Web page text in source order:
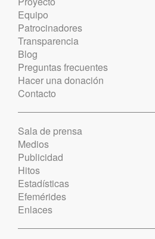
Equipo
Patrocinadores
Transparencia
Blog
Preguntas frecuentes
Hacer una donación
Contacto
Sala de prensa
Medios
Publicidad
Hitos
Estadísticas
Efemérides
Enlaces